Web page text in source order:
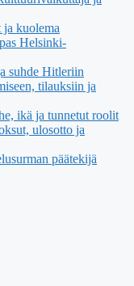
ja kuolema
Helsinki-
suhde Hitleriin
tilauksiin ja
ikä ja tunnetut roolit
ulosotto ja
päätekijä